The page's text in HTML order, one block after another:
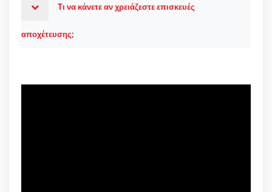
Τι να κάνετε αν χρειάζεστε επισκευές
αποχέτευσης;